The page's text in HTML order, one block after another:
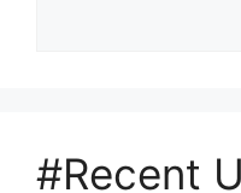
#Recent